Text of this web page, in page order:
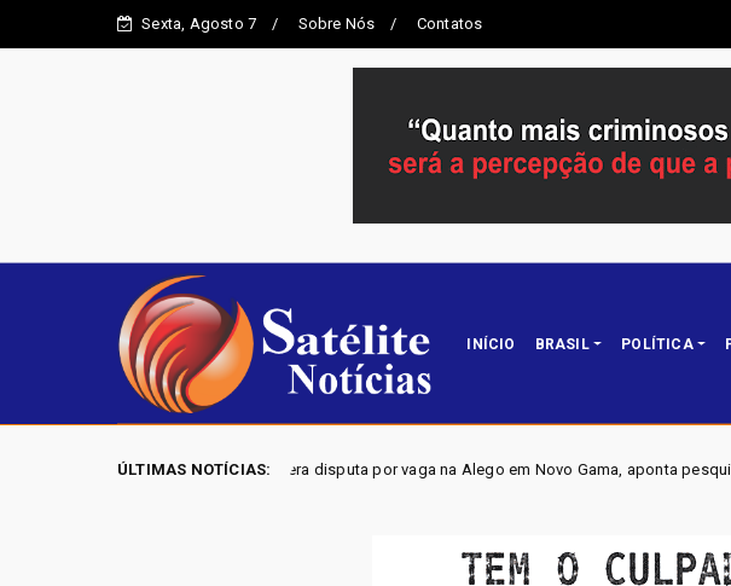
Sexta, Agosto 7 Sobre Nós Contatos
INÍCIO BRASIL POLÍTICA
ÚLTIMAS NOTÍCIAS:
Mangão lidera disputa por vaga na Alego em Novo Gama, aponta pesquisa IGAPE